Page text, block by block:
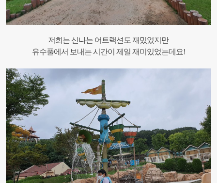
저희는 신나는 어트랙션도 재밌었지만
유수풀에서 보내는 시간이 제일 재미있었는데요!